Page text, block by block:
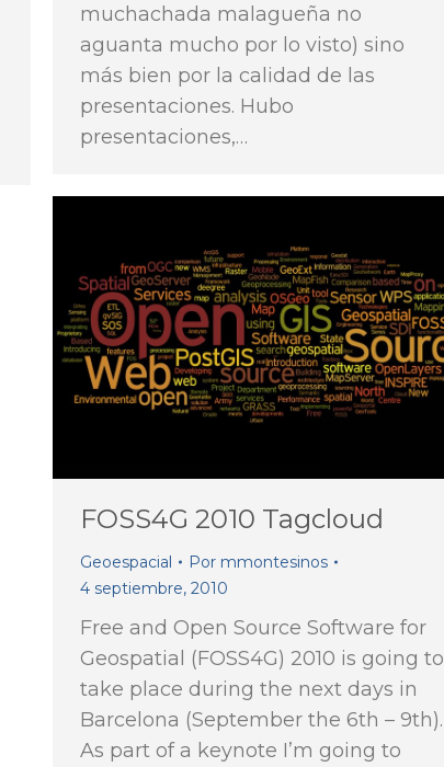
muchachada malagueña no
aguanta mucho por lo visto) sino
más bien por la calidad de las
presentaciones. Hubo
presentaciones,…
FOSS4G 2010 Tagcloud
Geoespacial Por mmontesinos
4 septiembre, 2010
Free and Open Source Software for
Geospatial (FOSS4G) 2010 is going to
take place during the next days in
Barcelona (September the 6th – 9th).
As part of a keynote I’m going to